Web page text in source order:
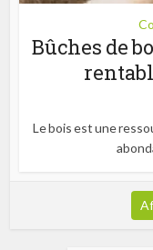
Bûches de
Le bois est une